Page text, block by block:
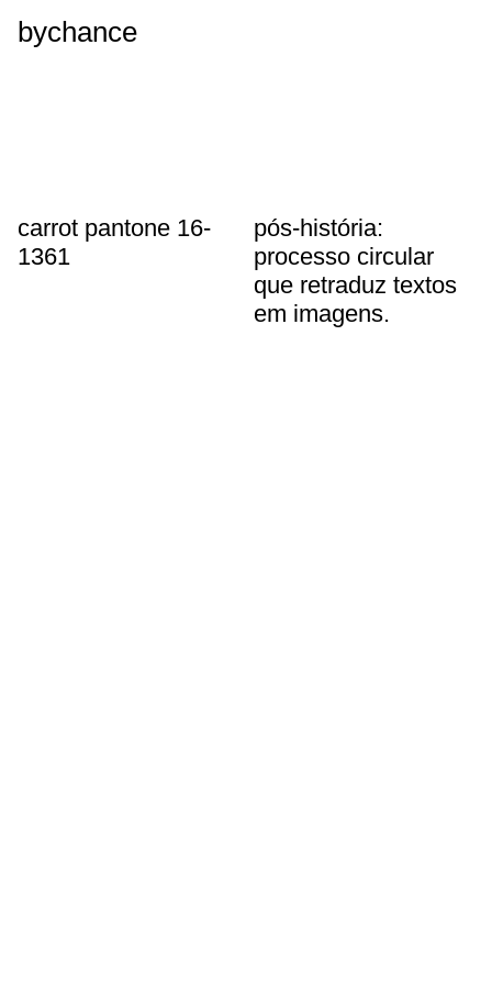
bychance
carrot pantone 16-
1361
pós-história:
processo circular
que retraduz textos
em imagens.